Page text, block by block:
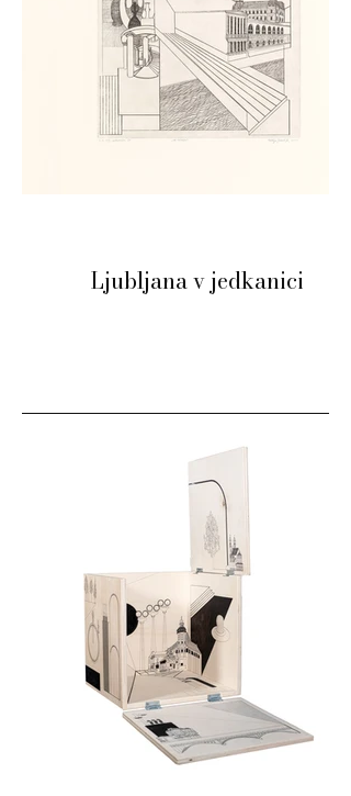
Ljubljana v jedkanici